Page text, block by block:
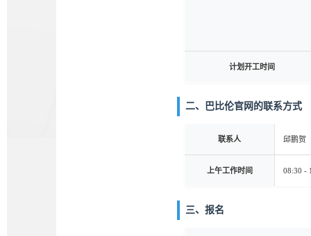
计划开工时间
二、巴比伦官网的联系方式
联系人 邱鹏贺
上午工作时间 08:30 -
三、报名